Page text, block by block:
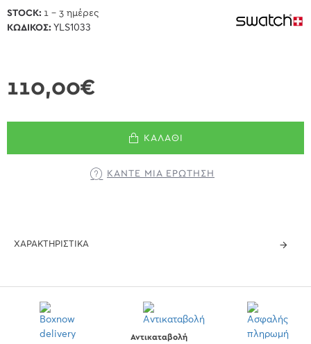
110,00€
STOCK: 1 - 3 ημέρες
ΚΩΔΙΚΌΣ: YLS1033
ΚΑΛΆΘΙ
ΚΆΝΤΕ ΜΊΑ ΕΡΏΤΗΣΗ
ΧΑΡΑΚΤΗΡΙΣΤΙΚΆ
Αντικαταβολή